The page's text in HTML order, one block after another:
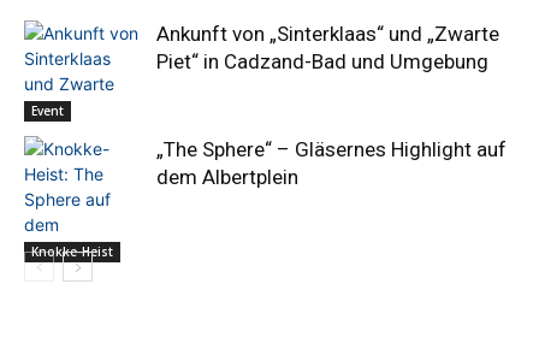
Event
Ankunft von „Sinterklaas“ und „Zwarte
Piet“ in Cadzand-Bad und Umgebung
Knokke-Heist
„The Sphere“ – Gläsernes Highlight auf
dem Albertplein